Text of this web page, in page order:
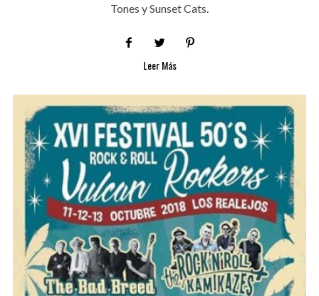
Tones y Sunset Cats.
Leer Más